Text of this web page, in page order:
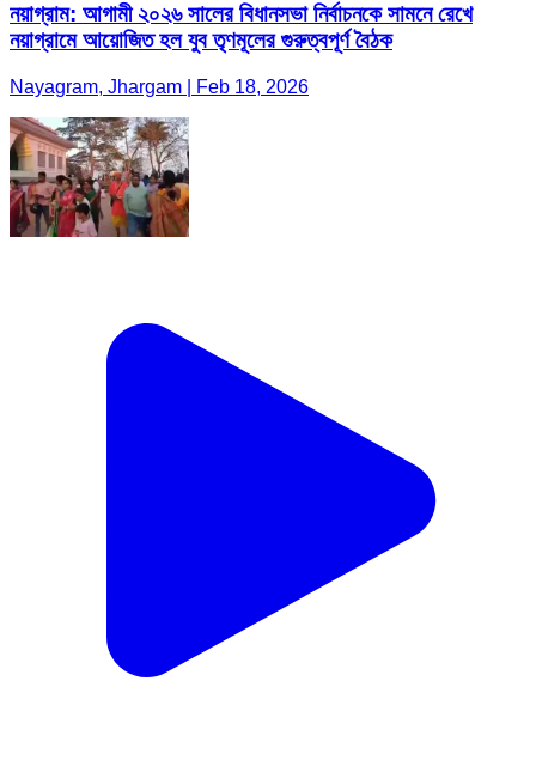
নয়াগ্রাম: আগামী ২০২৬ সালের বিধানসভা নির্বাচনকে সামনে রেখে
নয়াগ্রামে আয়োজিত হল যুব তৃণমূলের গুরুত্বপূর্ণ বৈঠক
Nayagram, Jhargam | Feb 18, 2026